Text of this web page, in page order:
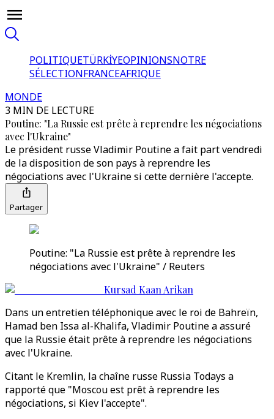
POLITIQUETÜRKİYEOPINIONSNOTRE
SÉLECTIONFRANCEAFRIQUE
MONDE
3 MIN DE LECTURE
Poutine: "La Russie est prête à reprendre les négociations
avec l'Ukraine"
Le président russe Vladimir Poutine a fait part vendredi
de la disposition de son pays à reprendre les
négociations avec l'Ukraine si cette dernière l'accepte.
Partager
Poutine: "La Russie est prête à reprendre les
négociations avec l'Ukraine" / Reuters
Kursad Kaan Arikan
Dans un entretien téléphonique avec le roi de Bahreïn,
Hamad ben Issa al-Khalifa, Vladimir Poutine a assuré
que la Russie était prête à reprendre les négociations
avec l'Ukraine.
Citant le Kremlin, la chaîne russe Russia Todays a
rapporté que "Moscou est prêt à reprendre les
négociations, si Kiev l'accepte".